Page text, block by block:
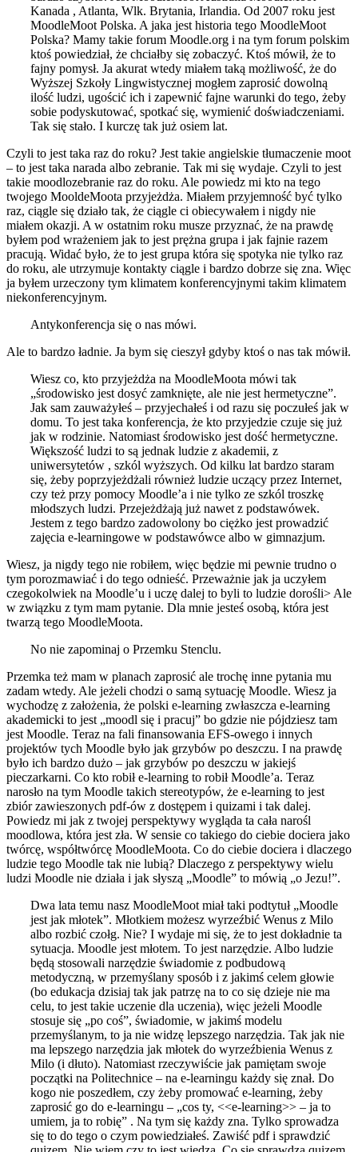
Kanada , Atlanta, Wlk. Brytania, Irlandia. Od 2007 roku jest
MoodleMoot Polska. A jaka jest historia tego MoodleMoot
Polska? Mamy takie forum Moodle.org i na tym forum polskim
ktoś powiedział, że chciałby się zobaczyć. Ktoś mówił, że to
fajny pomysł. Ja akurat wtedy miałem taką możliwość, że do
Wyższej Szkoły Lingwistycznej mogłem zaprosić dowolną
ilość ludzi, ugościć ich i zapewnić fajne warunki do tego, żeby
sobie podyskutować, spotkać się, wymienić doświadczeniami.
Tak się stało. I kurczę tak już osiem lat.
Czyli to jest taka raz do roku? Jest takie angielskie tłumaczenie moot
– to jest taka narada albo zebranie. Tak mi się wydaje. Czyli to jest
takie moodlozebranie raz do roku. Ale powiedz mi kto na tego
twojego MooldeMoota przyjeżdża. Miałem przyjemność być tylko
raz, ciągle się działo tak, że ciągle ci obiecywałem i nigdy nie
miałem okazji. A w ostatnim roku musze przyznać, że na prawdę
byłem pod wrażeniem jak to jest prężna grupa i jak fajnie razem
pracują. Widać było, że to jest grupa która się spotyka nie tylko raz
do roku, ale utrzymuje kontakty ciągle i bardzo dobrze się zna. Więc
ja byłem urzeczony tym klimatem konferencyjnymi takim klimatem
niekonferencyjnym.
Antykonferencja się o nas mówi.
Ale to bardzo ładnie. Ja bym się cieszył gdyby ktoś o nas tak mówił.
Wiesz co, kto przyjeżdża na MoodleMoota mówi tak
„środowisko jest dosyć zamknięte, ale nie jest hermetyczne”.
Jak sam zauważyłeś – przyjechałeś i od razu się poczułeś jak w
domu. To jest taka konferencja, że kto przyjedzie czuje się już
jak w rodzinie. Natomiast środowisko jest dość hermetyczne.
Większość ludzi to są jednak ludzie z akademii, z
uniwersytetów , szkól wyższych. Od kilku lat bardzo staram
się, żeby poprzyjeżdżali również ludzie uczący przez Internet,
czy też przy pomocy Moodle’a i nie tylko ze szkól troszkę
młodszych ludzi. Przejeżdżają już nawet z podstawówek.
Jestem z tego bardzo zadowolony bo ciężko jest prowadzić
zajęcia e-learningowe w podstawówce albo w gimnazjum.
Wiesz, ja nigdy tego nie robiłem, więc będzie mi pewnie trudno o
tym porozmawiać i do tego odnieść. Przeważnie jak ja uczyłem
czegokolwiek na Moodle’u i uczę dalej to byli to ludzie dorośli> Ale
w związku z tym mam pytanie. Dla mnie jesteś osobą, która jest
twarzą tego MoodleMoota.
No nie zapominaj o Przemku Stenclu.
Przemka też mam w planach zaprosić ale trochę inne pytania mu
zadam wtedy. Ale jeżeli chodzi o samą sytuację Moodle. Wiesz ja
wychodzę z założenia, że polski e-learning zwłaszcza e-learning
akademicki to jest „moodl się i pracuj” bo gdzie nie pójdziesz tam
jest Moodle. Teraz na fali finansowania EFS-owego i innych
projektów tych Moodle było jak grzybów po deszczu. I na prawdę
było ich bardzo dużo – jak grzybów po deszczu w jakiejś
pieczarkarni. Co kto robił e-learning to robił Moodle’a. Teraz
narosło na tym Moodle takich stereotypów, że e-learning to jest
zbiór zawieszonych pdf-ów z dostępem i quizami i tak dalej.
Powiedz mi jak z twojej perspektywy wygląda ta cała narośl
moodlowa, która jest zła. W sensie co takiego do ciebie dociera jako
twórcę, współtwórcę MoodleMoota. Co do ciebie dociera i dlaczego
ludzie tego Moodle tak nie lubią? Dlaczego z perspektywy wielu
ludzi Moodle nie działa i jak słyszą „Moodle” to mówią „o Jezu!”.
Dwa lata temu nasz MoodleMoot miał taki podtytuł „Moodle
jest jak młotek”. Młotkiem możesz wyrzeźbić Wenus z Milo
albo rozbić czołg. Nie? I wydaje mi się, że to jest dokładnie ta
sytuacja. Moodle jest młotem. To jest narzędzie. Albo ludzie
będą stosowali narzędzie świadomie z podbudową
metodyczną, w przemyślany sposób i z jakimś celem głowie
(bo edukacja dzisiaj tak jak patrzę na to co się dzieje nie ma
celu, to jest takie uczenie dla uczenia), więc jeżeli Moodle
stosuje się „po coś”, świadomie, w jakimś modelu
przemyślanym, to ja nie widzę lepszego narzędzia. Tak jak nie
ma lepszego narzędzia jak młotek do wyrzeźbienia Wenus z
Milo (i dłuto). Natomiast rzeczywiście jak pamiętam swoje
początki na Politechnice – na e-learningu każdy się znał. Do
kogo nie poszedłem, czy żeby promować e-learning, żeby
zaprosić go do e-learningu – „cos ty, <<e-learning>> – ja to
umiem, ja to robię” . Na tym się każdy zna. Tylko sprowadza
się to do tego o czym powiedziałeś. Zawiść pdf i sprawdzić